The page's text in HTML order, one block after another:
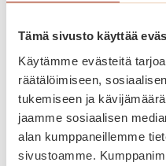
Tämä sivusto käyttää
Käytämme evästeitä
räätälöimiseen,
tukemiseen ja
jaamme sosiaalisen
alan kumppaneillemme
sivustoamme.
omassa
mieleiseksesi.
pohjaratkaisu,
esteetön
Viihtyisissä